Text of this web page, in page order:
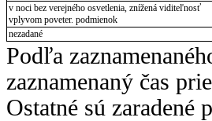
v noci bez verejného osvetlenia, znížená viditeľnosť
vplyvom poveter. podmienok
nezadané
Podľa
zaznamenaný čas
Ostatné sú zaradené